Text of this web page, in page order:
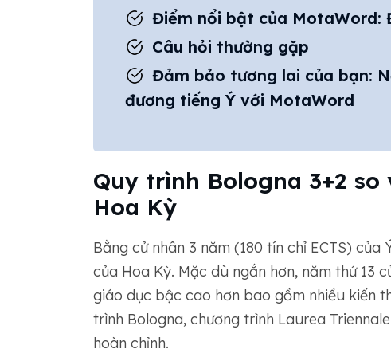
Điểm nổi bật của MotaWord:
Câu hỏi thường gặp
Đảm bảo tương lai của bạn:
đương tiếng Ý với MotaWord
Quy trình Bologna 3+2 so
Hoa Kỳ
Bằng cử nhân 3 năm (180 tín chỉ ECTS)
của Hoa Kỳ. Mặc dù ngắn hơn, năm thứ 13
giáo dục bậc cao hơn bao gồm nhiều kiến
trình Bologna, chương trình Laurea
hoàn chỉnh.